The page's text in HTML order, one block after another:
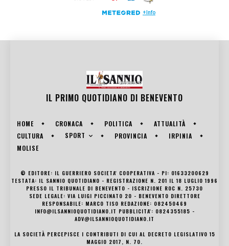
IL PRIMO QUOTIDIANO DI BENEVENTO
HOME CRONACA POLITICA
ATTUALITÀ
CULTURA
SPORT PROVINCIA
IRPINIA
MOLISE
© EDITORE: IL GUERRIERO SOCIETA' COOPERATIVA - PI: 01633200629
TESTATA: IL SANNIO QUOTIDIANO - REGISTRAZIONE N. 201 IL 18 LUGLIO 1996
PRESSO IL TRIBUNALE DI BENEVENTO - ISCRIZIONE ROC N. 25730
SEDE LEGALE: VIA LUIGI PICCINATO 20 - BENEVENTO DIRETTORE
RESPONSABILE: MARCO TISO REDAZIONE: 082450469
INFO@ILSANNIOQUOTIDIANO.IT PUBBLICITA': 0824355185 -
ADV@ILSANNIOQUOTIDIANO.IT
LA SOCIETÀ PERCEPISCE I CONTRIBUTI DI CUI AL DECRETO LEGISLATIVO 15
MAGGIO 2017, N. 70.